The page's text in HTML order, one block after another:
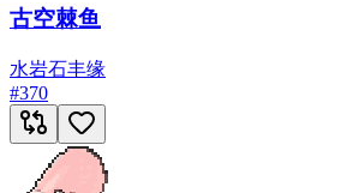
古空棘鱼
水岩石丰缘
#370